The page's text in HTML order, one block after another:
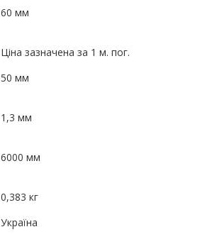
60 мм
Ціна зазначена за 1 м. пог.
50 мм
1,3 мм
6000 мм
0,383 кг
Україна